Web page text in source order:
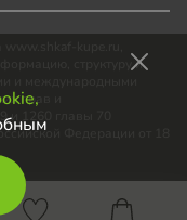
структуру и
прав и
и 1260 главы 70
Федерации от 18